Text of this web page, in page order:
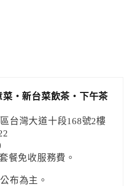
菜‧新台菜飲茶‧下午茶
台灣大道十段168號2樓
餐免收服務費。
布為主。